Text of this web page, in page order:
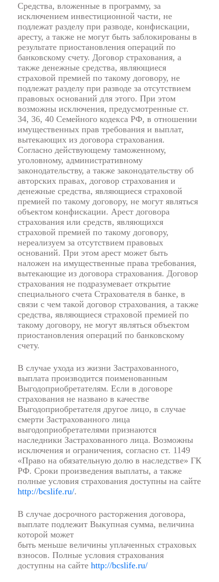
Средства, вложенные в программу, за
исключением инвестиционной части, не
подлежат разделу при разводе, конфискации,
аресту, а также не могут быть заблокированы в
результате приостановления операций по
банковскому счету. Договор страхования, а
также денежные средства, являющиеся
страховой премией по такому договору, не
подлежат разделу при разводе за отсутствием
правовых оснований для этого. При этом
возможны исключения, предусмотренные ст.
34, 36, 40 Семейного кодекса РФ, в отношении
имущественных прав требования и выплат,
вытекающих из договора страхования.
Согласно действующему таможенному,
уголовному, административному
законодательству, а также законодательству об
авторских правах, договор страхования и
денежные средства, являющиеся страховой
премией по такому договору, не могут являться
объектом конфискации. Арест договора
страхования или средств, являющихся
страховой премией по такому договору,
нереализуем за отсутствием правовых
оснований. При этом арест может быть
наложен на имущественные права требования,
вытекающие из договора страхования. Договор
страхования не подразумевает открытие
специального счета Страхователя в банке, в
связи с чем такой договор страхования, а также
средства, являющиеся страховой премией по
такому договору, не могут являться объектом
приостановления операций по банковскому
счету.
В случае ухода из жизни Застрахованного,
выплата производится поименованным
Выгодоприобретателям. Если в договоре
страхования не названо в качестве
Выгодоприобретателя другое лицо, в случае
смерти Застрахованного лица
выгодоприобретателями признаются
наследники Застрахованного лица. Возможны
исключения и ограничения, согласно ст. 1149
«Право на обязательную долю в наследстве» ГК
РФ. Сроки произведения выплаты, а также
полные условия страхования доступны на сайте
http://bcslife.ru/.
В случае досрочного расторжения договора,
выплате подлежит Выкупная сумма, величина
которой может
быть меньше величины уплаченных страховых
взносов. Полные условия страхования
доступны на сайте http://bcslife.ru/